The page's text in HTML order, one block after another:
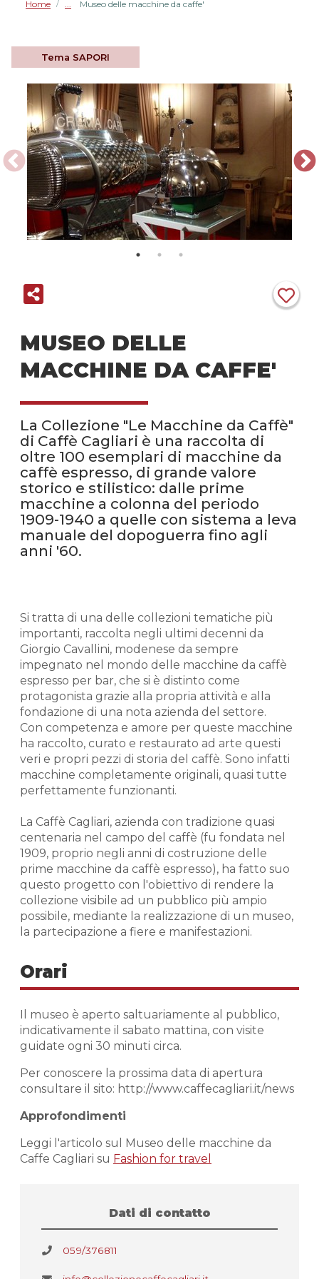
Home / Museo delle macchine da caffe'
Tema SAPORI
MUSEO DELLE
MACCHINE DA CAFFE'
La Collezione "Le Macchine da Caffè"
di Caffè Cagliari è una raccolta di
oltre 100 esemplari di macchine da
caffè espresso, di grande valore
storico e stilistico: dalle prime
macchine a colonna del periodo
1909-1940 a quelle con sistema a leva
manuale del dopoguerra fino agli
anni '60.
Si tratta di una delle collezioni tematiche più
importanti, raccolta negli ultimi decenni da
Giorgio Cavallini, modenese da sempre
impegnato nel mondo delle macchine da caffè
espresso per bar, che si è distinto come
protagonista grazie alla propria attività e alla
fondazione di una nota azienda del settore.
Con competenza e amore per queste macchine
ha raccolto, curato e restaurato ad arte questi
veri e propri pezzi di storia del caffè. Sono infatti
macchine completamente originali, quasi tutte
perfettamente funzionanti.
La Caffè Cagliari, azienda con tradizione quasi
centenaria nel campo del caffè (fu fondata nel
1909, proprio negli anni di costruzione delle
prime macchine da caffè espresso), ha fatto suo
questo progetto con l'obiettivo di rendere la
collezione visibile ad un pubblico più ampio
possibile, mediante la realizzazione di un museo,
la partecipazione a fiere e manifestazioni.
Orari
Il museo è aperto saltuariamente al pubblico,
indicativamente il sabato mattina, con visite
guidate ogni 30 minuti circa.
Per conoscere la prossima data di apertura
consultare il sito: http://www.caffecagliari.it/news
Approfondimenti
Leggi l'articolo sul Museo delle macchine da
Caffe Cagliari su Fashion for travel
Dati di contatto
059/376811